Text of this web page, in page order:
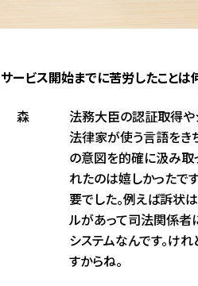
サービス開始までに苦労したことは何
森
法務大臣の認証取得や
法律家が使う言語をき
の意図を的確に汲み取
れたのは嬉しかったで
要でした。例えば訴状
ルがあって司法関係者
システムなんです。け
すからね。